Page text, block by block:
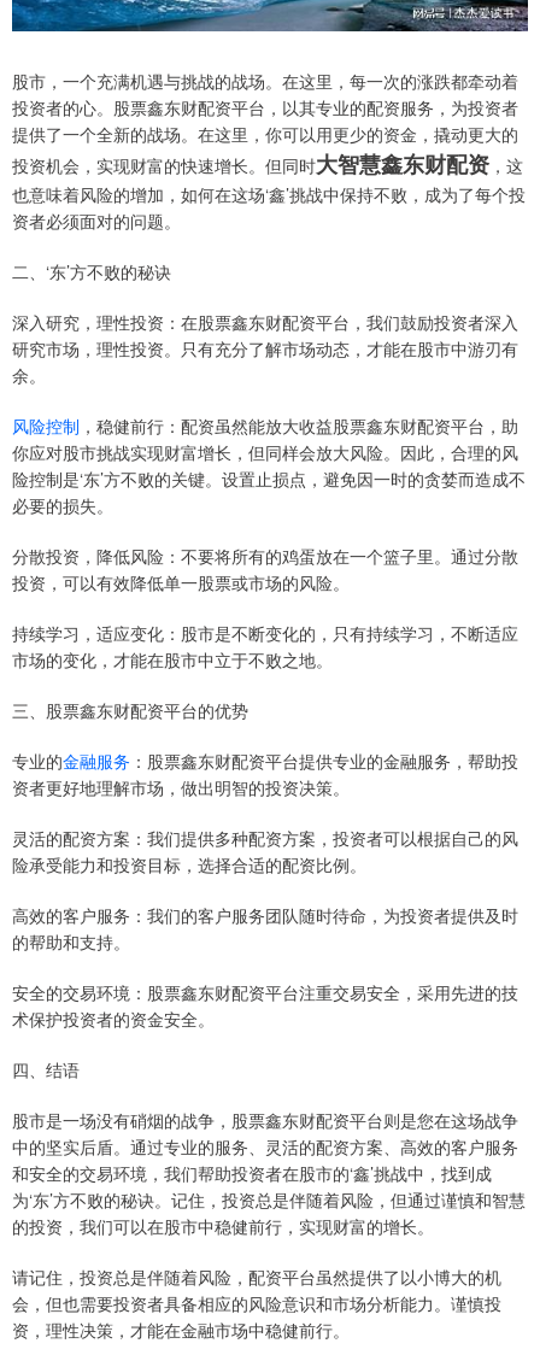
股市，一个充满机遇与挑战的战场。在这里，每一次的涨跌都牵动着
投资者的心。股票鑫东财配资平台，以其专业的配资服务，为投资者
提供了一个全新的战场。在这里，你可以用更少的资金，撬动更大的
投资机会，实现财富的快速增长。但同时大智慧鑫东财配资 ，这
也意味着风险的增加，如何在这场‘鑫’挑战中保持不败，成为了每个投
资者必须面对的问题。
二、‘东’方不败的秘诀
深入研究，理性投资：在股票鑫东财配资平台，我们鼓励投资者深入
研究市场，理性投资。只有充分了解市场动态，才能在股市中游刃有
余。
风险控制 ，稳健前行：配资虽然能放大收益股票鑫东财配资平台，助
你应对股市挑战实现财富增长，但同样会放大风险。因此，合理的风
险控制是‘东’方不败的关键。设置止损点，避免因一时的贪婪而造成不
必要的损失。
分散投资，降低风险：不要将所有的鸡蛋放在一个篮子里。通过分散
投资，可以有效降低单一股票或市场的风险。
持续学习，适应变化：股市是不断变化的，只有持续学习，不断适应
市场的变化，才能在股市中立于不败之地。
三、股票鑫东财配资平台的优势
专业的金融服务 ：股票鑫东财配资平台提供专业的金融服务，帮助投
资者更好地理解市场，做出明智的投资决策。
灵活的配资方案：我们提供多种配资方案，投资者可以根据自己的风
险承受能力和投资目标，选择合适的配资比例。
高效的客户服务：我们的客户服务团队随时待命，为投资者提供及时
的帮助和支持。
安全的交易环境：股票鑫东财配资平台注重交易安全，采用先进的技
术保护投资者的资金安全。
四、结语
股市是一场没有硝烟的战争，股票鑫东财配资平台则是您在这场战争
中的坚实后盾。通过专业的服务、灵活的配资方案、高效的客户服务
和安全的交易环境，我们帮助投资者在股市的‘鑫’挑战中，找到成
为‘东’方不败的秘诀。记住，投资总是伴随着风险，但通过谨慎和智慧
的投资，我们可以在股市中稳健前行，实现财富的增长。
请记住，投资总是伴随着风险，配资平台虽然提供了以小博大的机
会，但也需要投资者具备相应的风险意识和市场分析能力。谨慎投
资，理性决策，才能在金融市场中稳健前行。